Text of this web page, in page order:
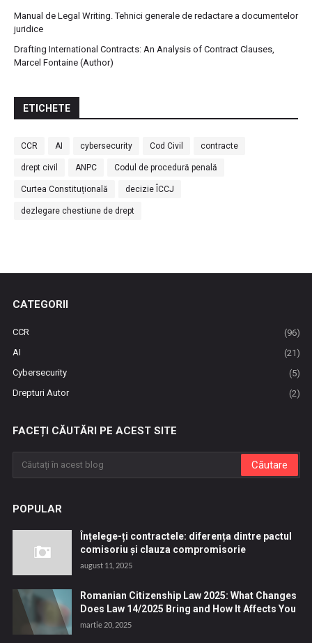
Manual de Legal Writing. Tehnici generale de redactare a documentelor
juridice
Drafting International Contracts: An Analysis of Contract Clauses,
Marcel Fontaine (Author)
ETICHETE
CCR AI cybersecurity Cod Civil contracte
drept civil ANPC Codul de procedură penală
Curtea Constituțională decizie ÎCCJ
dezlegare chestiune de drept
CATEGORII
CCR
(96)
AI
(21)
Cybersecurity
(5)
Drepturi Autor
(2)
FACEȚI CĂUTĂRI PE ACEST SITE
POPULAR
Înțelege-ți contractele: diferența dintre pactul
comisoriu și clauza compromisorie
august 11, 2025
Romanian Citizenship Law 2025: What Changes
Does Law 14/2025 Bring and How It Affects You
martie 20, 2025